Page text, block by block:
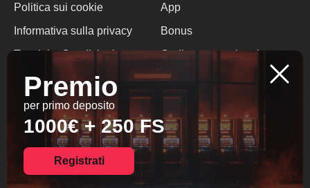
Premio
per primo deposito
1000€ + 250 FS
Registrati
Politica sui cookie
Informativa sulla privacy
Termini e Condizioni
Gioco Responsabile
App
Bonus
Codice promozionale
Bonus Senza Deposito
Contatti
+357 72 638135
info@blaze-casino.io
© 2026 All Rights
Reserved.